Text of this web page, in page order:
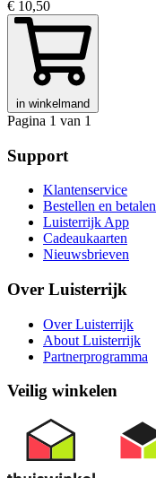
€ 10,50
in winkelmand
Pagina 1 van 1
Support
Klantenservice
Bestellen en betalen
Luisterrijk App
Cadeaukaarten
Nieuwsbrieven
Over Luisterrijk
Over Luisterrijk
About Luisterrijk
Partnerprogramma
Veilig winkelen